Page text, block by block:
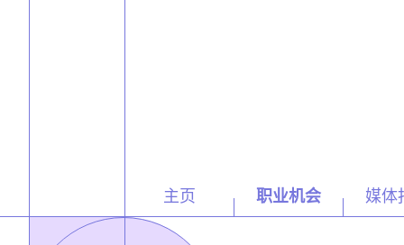
主页 职业机会 媒体